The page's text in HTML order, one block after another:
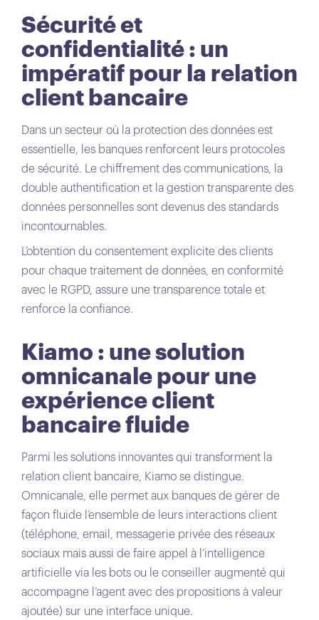
Sécurité et
confidentialité : un
impératif pour la relation
client bancaire
Dans un secteur où la protection des données est
essentielle, les banques renforcent leurs protocoles
de sécurité. Le chiffrement des communications, la
double authentification et la gestion transparente des
données personnelles sont devenus des standards
incontournables.
L’obtention du consentement explicite des clients
pour chaque traitement de données, en conformité
avec le RGPD, assure une transparence totale et
renforce la confiance.
Kiamo : une solution
omnicanale pour une
expérience client
bancaire fluide
Parmi les solutions innovantes qui transforment la
relation client bancaire, Kiamo se distingue.
Omnicanale, elle permet aux banques de gérer de
façon fluide l’ensemble de leurs interactions client
(téléphone, email, messagerie privée des réseaux
sociaux mais aussi de faire appel à l’intelligence
artificielle via les bots ou le conseiller augmenté qui
accompagne l’agent avec des propositions à valeur
ajoutée) sur une interface unique.